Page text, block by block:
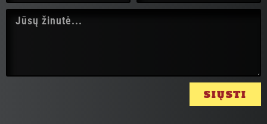
SIŲSTI